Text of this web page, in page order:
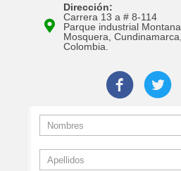
Dirección:
Carrera 13 a # 8-114
Parque industrial Montana,
Mosquera, Cundinamarca,
Colombia.